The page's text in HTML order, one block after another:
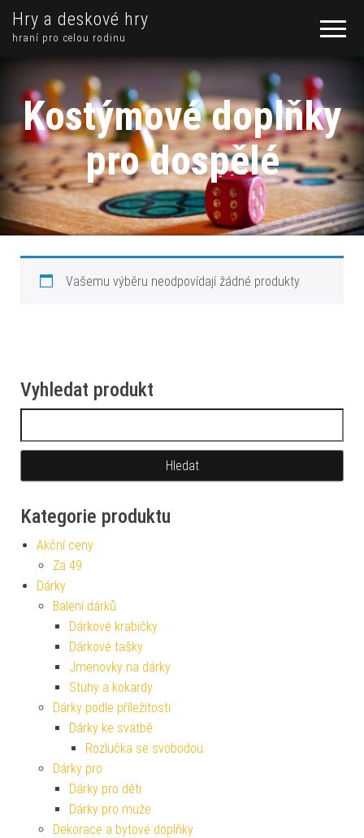
Hry a deskové hry
hraní pro celou rodinu
Kostýmové doplňky
pro dospělé
Vašemu výběru neodpovídají žádné produkty.
Vyhledat produkt
Kategorie produktu
Akční ceny
Za 49
Dárky
Balení dárků
Dárkové krabičky
Dárkové tašky
Jmenovky na dárky
Stuhy a kokardy
Dárky podle příležitosti
Dárky ke svatbě
Rozlučka se svobodou
Dárky pro
Dárky pro děti
Dárky pro muže
Dekorace a bytové doplňky